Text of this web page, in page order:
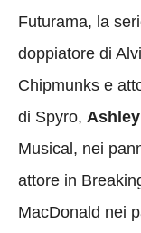
Futurama, la
doppiatore di
Chipmunks e
di Spyro,
Musical, nei
attore in
MacDonald nei